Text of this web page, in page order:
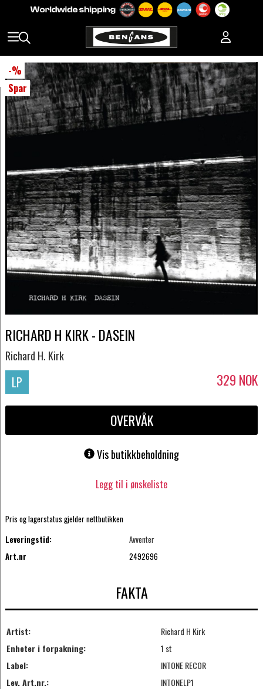
-%
Spar
RICHARD H KIRK - DASEIN
Richard H. Kirk
LP 329 NOK
OVERVÅK
Vis butikkbeholdning
Legg til i ønskeliste
Pris og lagerstatus gjelder nettbutikken
Leveringstid:
Avventer
Art.nr
2492696
FAKTA
Artist:
Richard H Kirk
Enheter i forpakning:
1 st
Label:
INTONE RECOR
Lev. Art.nr.:
INTONELP1